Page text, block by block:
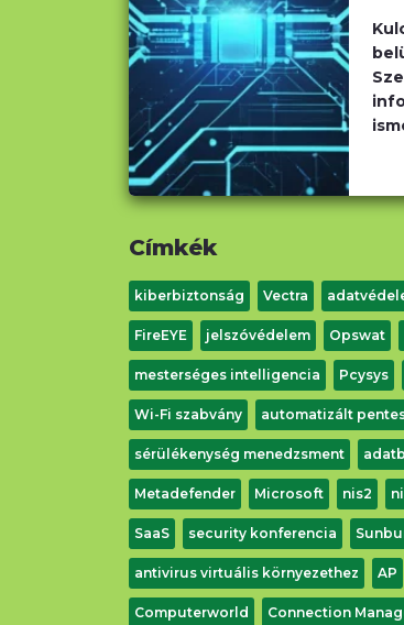
Címkék
kiberbiztonság Vectra
FireEYE jelszóvédelem Opswat
mesterséges intelligencia Pcysys
Wi-Fi szabvány automatizált
sérülékenység menedzsment
Metadefender Microsoft nis2
SaaS security konferencia
antivirus virtuális környezethez AP
Computerworld Connection